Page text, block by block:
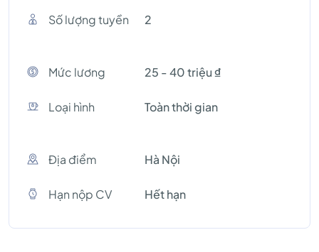
Số lượng tuyền
2
Mức lương 25 - 40 triệu ₫
Loại hình Toàn thời gian
Địa điểm Hà Nội
Hạn nộp CV Hết hạn